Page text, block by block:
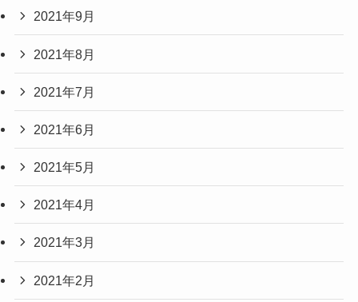
2021年9月
2021年8月
2021年7月
2021年6月
2021年5月
2021年4月
2021年3月
2021年2月